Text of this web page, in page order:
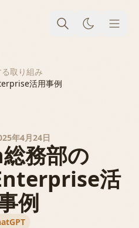
メニ
取り組み
活用事例
年4月24日
務部の
活
例